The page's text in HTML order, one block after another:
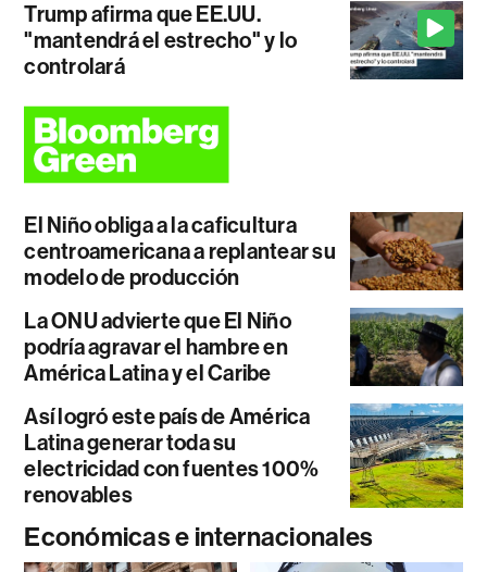
Trump afirma que EE.UU.
"mantendrá el estrecho" y lo
controlará
El Niño obliga a la caficultura
centroamericana a replantear su
modelo de producción
La ONU advierte que El Niño
podría agravar el hambre en
América Latina y el Caribe
Así logró este país de América
Latina generar toda su
electricidad con fuentes 100%
renovables
Económicas e internacionales